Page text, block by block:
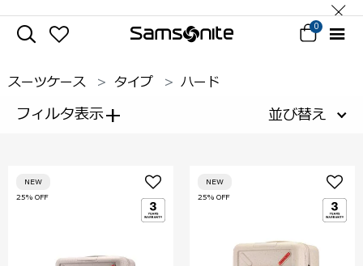
0
スーツケース タイプ ハード
フィルタ表示+ 並び替え
25% OFF
NEW
25% OFF
NEW